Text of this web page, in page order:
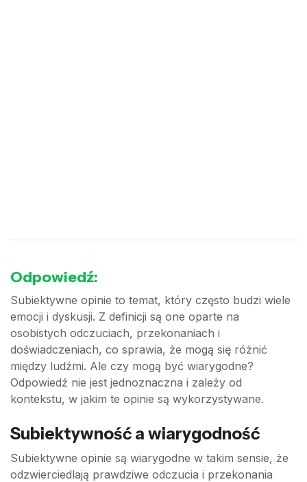
Odpowiedź:
Subiektywne opinie to temat, który często budzi wiele
emocji i dyskusji. Z definicji są one oparte na
osobistych odczuciach, przekonaniach i
doświadczeniach, co sprawia, że mogą się różnić
między ludźmi. Ale czy mogą być wiarygodne?
Odpowiedź nie jest jednoznaczna i zależy od
kontekstu, w jakim te opinie są wykorzystywane.
Subiektywność a wiarygodność
Subiektywne opinie są wiarygodne w takim sensie, że
odzwierciedlają prawdziwe odczucia i przekonania